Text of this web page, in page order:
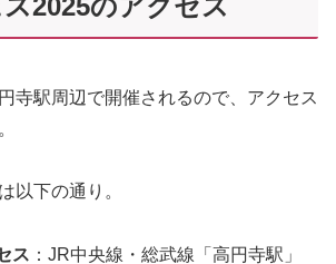
寺駅周辺で開催されるので、アクセス
以下の通り。
ス ：JR中央線・総武線「高円寺駅」